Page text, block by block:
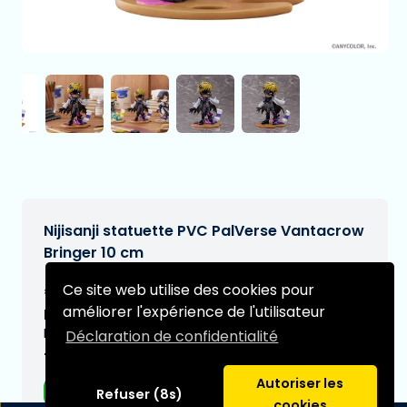
Ce site web utilise des cookies pour
améliorer l'expérience de l'utilisateur
Déclaration de confidentialité
Refuser (8s)
Autoriser les
Nijisanji statuette PVC PalVerse Vantacrow
Bringer 10 cm
€36,99 [Sous réserve de modifications]
Date de livraison prévue:
N/A
Type:
Figurines d'anime